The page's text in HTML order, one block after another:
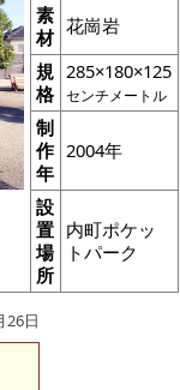
素
材 花崗岩
規
格
285×180×125
センチメートル
制
作
年
2004年
設
置
場
所
内町ポケッ
トパーク
26日